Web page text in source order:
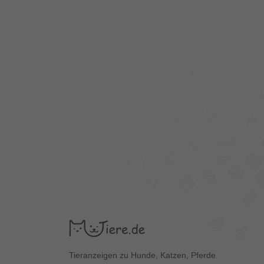
Tieranzeigen zu Hunde, Katzen, Pferde.